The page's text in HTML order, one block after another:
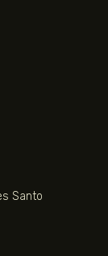
Santo